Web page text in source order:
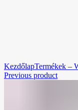
KezdőlapTermékek –
Previous product